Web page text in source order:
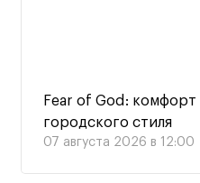
Fear of God: комфорт
городского стиля
07 августа 2026 в 12:00